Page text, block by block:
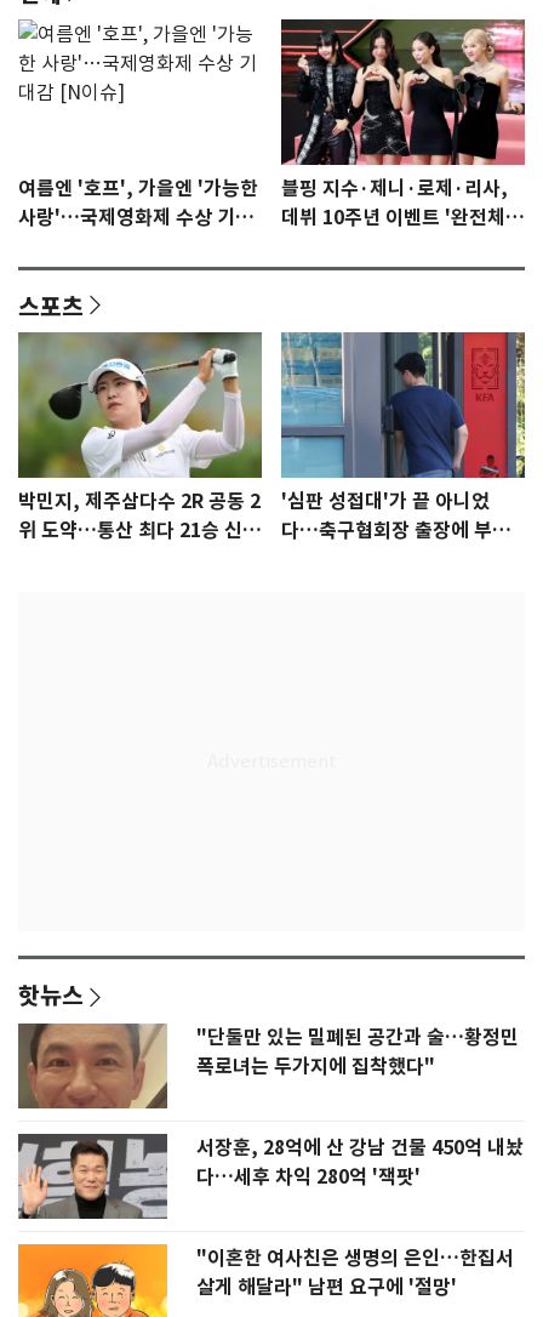
여름엔 '호프', 가을엔 '가능한
사랑'…국제영화제 수상 기대
블핑 지수·제니·로제·리사,
데뷔 10주년 이벤트 '완전체'
스포츠
박민지, 제주삼다수 2R 공동 2
위 도약…통산 최다 21승 신기
'심판 성접대'가 끝 아니었
다…축구협회장 출장에 부인
핫뉴스
"단둘만 있는 밀폐된 공간과 술…황정민
폭로녀는 두가지에 집착했다"
서장훈, 28억에 산 강남 건물 450억 내놨
다…세후 차익 280억 '잭팟'
"이혼한 여사친은 생명의 은인…한집서
살게 해달라" 남편 요구에 '절망'